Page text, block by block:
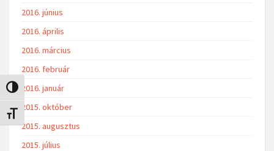
Nagy kontraszt váltása
Betűméret váltása
2016. június
2016. április
2016. március
2016. február
2016. január
2015. október
2015. augusztus
2015. július